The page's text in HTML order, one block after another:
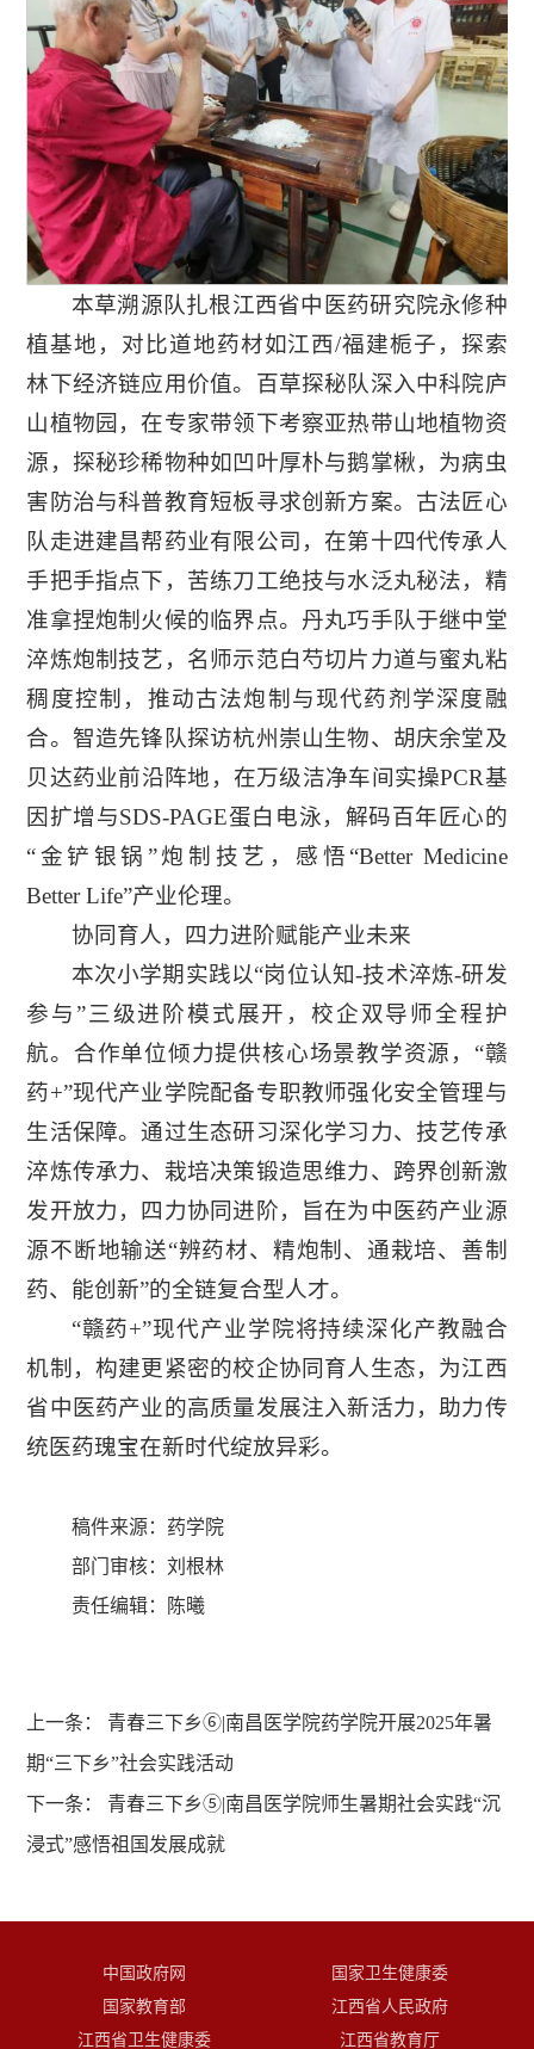
本草溯源队扎根江西省中医药研究院永修种
植基地 ，对比道地药材如江西/福建栀子，探索
林下经济链应用价值。 百草探秘队深入中科院庐
山植物园 ，在专家带领下考察亚热带山地植物资
源，探秘珍稀物种如凹叶厚朴与鹅掌楸，为病虫
害防治与科普教育短板寻求创新方案。 古法匠心
队走进建昌帮药业有限公司 ，在第十四代传承人
手把手指点下，苦练刀工绝技与水泛丸秘法，精
准拿捏炮制火候的临界点。 丹丸巧手队于继中堂
淬炼炮制技艺 ，名师示范白芍切片力道与蜜丸粘
稠度控制，推动古法炮制与现代药剂学深度融
合。 智造先锋队探访杭州崇山生物、胡庆余堂及
贝达药业前沿阵地 ，在万级洁净车间实操PCR基
因扩增与SDS-PAGE蛋白电泳，解码百年匠心的
“金铲银锅”炮制技艺，感悟“Better Medicine
Better Life”产业伦理。
协同育人 ，
四力进阶赋能产业未来
本次小学期实践以“岗位认知-技术淬炼-研发
参与”三级进阶模式展开，校企双导师全程护
航。合作单位倾力提供核心场景教学资源，“赣
药+”现代产业学院配备专职教师强化安全管理与
生活保障。通过生态研习深化学习力、技艺传承
淬炼传承力、栽培决策锻造思维力、跨界创新激
发开放力，四力协同进阶，旨在为中医药产业源
源不断地输送“辨药材、精炮制、通栽培、善制
药、能创新”的全链复合型人才。
“赣药+”现代产业学院将持续深化产教融合
机制，构建更紧密的校企协同育人生态，为江西
省中医药产业的高质量发展注入新活力，助力传
统医药瑰宝在新时代绽放异彩。
稿件来源：药学院
部门审核：刘根林
责任编辑：陈曦
上一条：
青春三下乡⑥|南昌医学院药学院开展2025年暑
期“三下乡”社会实践活动
下一条：
青春三下乡⑤|南昌医学院师生暑期社会实践“沉
浸式”感悟祖国发展成就
中国政府网
国家卫生健康委
国家教育部
江西省人民政府
江西省卫生健康委
江西省教育厅